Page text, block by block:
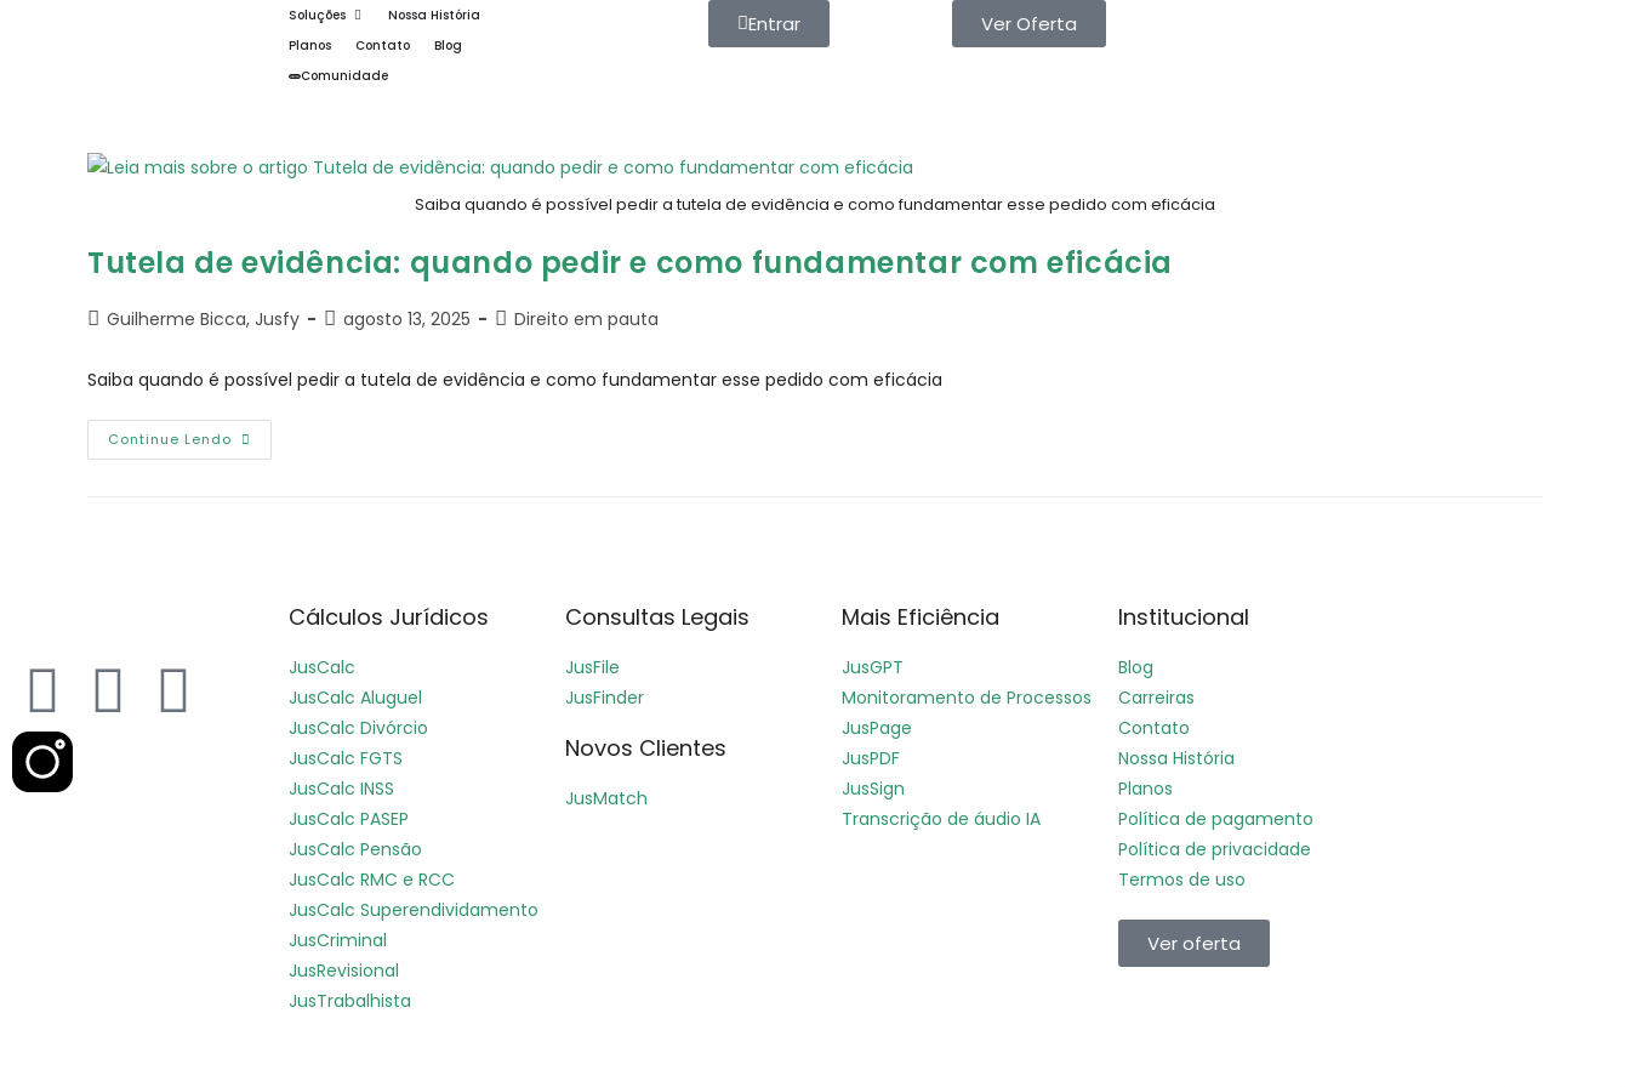
Soluções
Nossa História
Planos
Contato
Blog
Comunidade
Entrar Ver Oferta
Saiba quando é possível pedir a tutela de evidência e como fundamentar esse pedido com eficácia
Tutela de evidência​: quando pedir e como fundamentar com eficácia
Guilherme Bicca, Jusfy agosto 13, 2025 Direito em pauta
Saiba quando é possível pedir a tutela de evidência e como fundamentar esse pedido com eficácia
Continue Lendo
Cálculos Jurídicos
JusCalc
JusCalc Aluguel
JusCalc Divórcio
JusCalc FGTS
JusCalc INSS
JusCalc PASEP
JusCalc Pensão
JusCalc RMC e RCC
JusCalc Superendividamento
JusCriminal
JusRevisional
JusTrabalhista
Consultas Legais
JusFile
JusFinder
Novos Clientes
JusMatch
Mais Eficiência
JusGPT
Monitoramento de Processos
JusPage
JusPDF
JusSign
Transcrição de áudio IA
Institucional
Blog
Carreiras
Contato
Nossa História
Planos
Política de pagamento
Política de privacidade
Termos de uso
Ver oferta